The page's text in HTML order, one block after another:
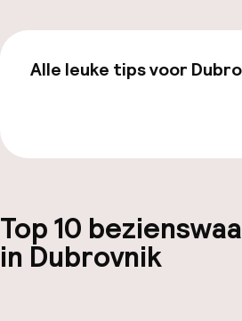
Alle leuke tips voor
Top 10
in Dubrovnik